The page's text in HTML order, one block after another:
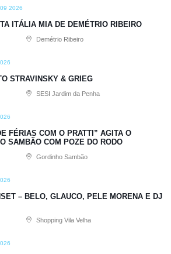
2026
ITÁLIA MIA DE DEMÉTRIO RIBEIRO
Demétrio Ribeiro
STRAVINSKY & GRIEG
SESI Jardim da Penha
FÉRIAS COM O PRATTI” AGITA O
SAMBÃO COM POZE DO RODO
Gordinho Sambão
– BELO, GLAUCO, PELE MORENA E DJ
Shopping Vila Velha